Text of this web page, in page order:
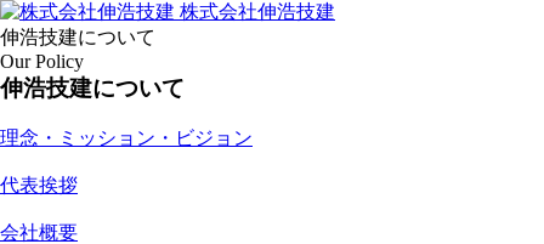
株式会社伸浩技建
伸浩技建について
Our Policy
伸浩技建について
理念・ミッション・ビジョン
代表挨拶
会社概要